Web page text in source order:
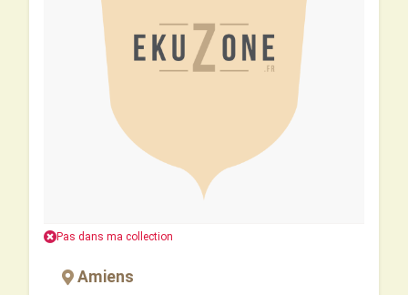
Pas dans ma collection
Amiens